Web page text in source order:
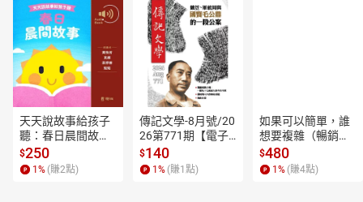
天天說故事給孩子
聽：春日晨間故事
【有聲書】
$250
1 % (賺2點)
傳記文學-8月號/20
26第771期【電子
書】
$140
1 % (賺1 點)
如果可以簡單，誰
想要複雜（暢銷經
典新編版）【電子
書】
$480
1 % (賺4點)